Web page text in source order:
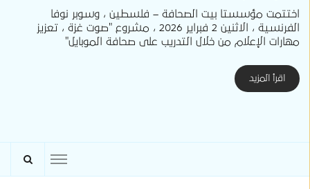
اختتمت مؤسستا بيت الصحافة – فلسطين ، وسوبر نوفا
الفرنسية ، الاثنين 2 فبراير 2026 ، مشروع "صوت غزة ، تعزيز
مهارات الإعلام من خلال التدريب على صحافة الموبايل"
اقرأ المزيد